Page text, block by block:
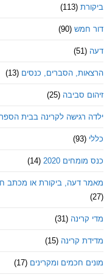
ביקורת (113)
דור חמש (90)
דעה (51)
הרצאות, הסברים, כנסים (13)
זיהום סביבה (25)
ילדה רגישה לקרינה בבית הספר
כללי (93)
כנס מומחים 2020 (14)
מאמר דעה, ביקורת או מכתב
(27)
מדי קרינה (31)
מדידת קרינה (15)
מונים חכמים ומקרינים (17)